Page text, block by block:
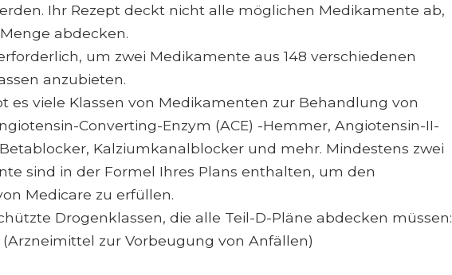
Ihr Rezept deckt nicht alle möglichen Medikamente ab,
abdecken.
um zwei Medikamente aus 148 verschiedenen
anzubieten.
es viele Klassen von Medikamenten zur Behandlung von
Converting-Enzym (ACE) -Hemmer, Angiotensin-II-
Kalziumkanalblocker und mehr. Mindestens zwei
sind in der Formel Ihres Plans enthalten, um den
Medicare zu erfüllen.
Drogenklassen, die alle Teil-D-Pläne abdecken müssen:
zur Vorbeugung von Anfällen)